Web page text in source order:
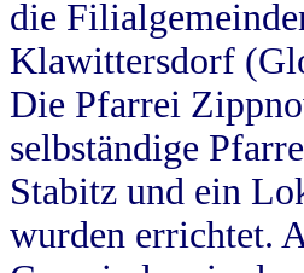
die
Klawittersdorf
Die Pfarrei
selbständige
Stabitz und ein
wurden errichtet.